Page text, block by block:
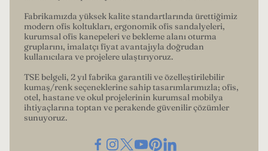
Fabrikamızda yüksek kalite standartlarında ürettiğimiz
modern ofis koltukları, ergonomik ofis sandalyeleri,
kurumsal ofis kanepeleri ve bekleme alanı oturma
gruplarını, imalatçı fiyat avantajıyla doğrudan
kullanıcılara ve projelere ulaştırıyoruz.
TSE belgeli, 2 yıl fabrika garantili ve özelleştirilebilir
kumaş/renk seçeneklerine sahip tasarımlarımızla; ofis,
otel, hastane ve okul projelerinin kurumsal mobilya
ihtiyaçlarına toptan ve perakende güvenilir çözümler
sunuyoruz.